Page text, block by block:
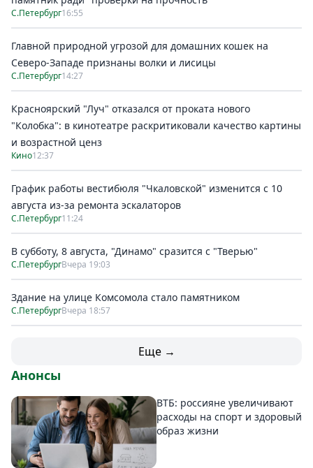
С.Петербург16:55
Главной природной угрозой для домашних кошек на
Северо-Западе признаны волки и лисицы
С.Петербург14:27
Красноярский "Луч" отказался от проката нового
"Колобка": в кинотеатре раскритиковали качество картины
и возрастной ценз
Кино12:37
График работы вестибюля "Чкаловской" изменится с 10
августа из-за ремонта эскалаторов
С.Петербург11:24
В субботу, 8 августа, "Динамо" сразится с "Тверью"
С.ПетербургВчера 19:03
Здание на улице Комсомола стало памятником
С.ПетербургВчера 18:57
Еще →
Анонсы
ВТБ: россияне увеличивают
расходы на спорт и здоровый
образ жизни